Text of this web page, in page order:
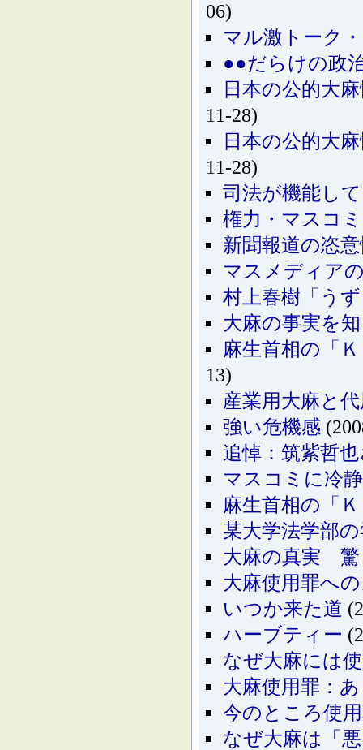
06)
マル激トーク
●●だらけの政
日本の公的大
11-28)
日本の公的大
11-28)
司法が機能し
権力・マスコ
新聞報道の恣
マスメディア
村上春樹「う
大麻の事実を
麻生首相の「
13)
産業用大麻と
強い危機感
追悼：筑紫哲
マスコミに冷
麻生首相の「
某大学法学部
大麻の真実 驚
大麻使用罪へ
いつか来た道
ハーブティー
なぜ大麻には
大麻使用罪：
今のところ使
なぜ大麻は「